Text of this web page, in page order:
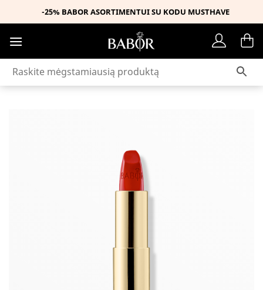
to
content
-25% BABOR ASORTIMENTUI SU KODU MUSTHAVE